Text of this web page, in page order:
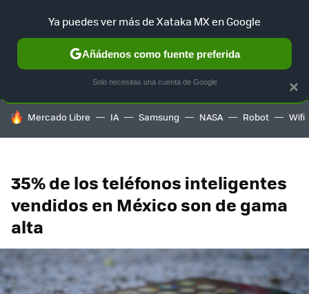
MENÚ NUEVO
GAMING HOME AUTO
HOY SE HABLA DE
Mercado Libre IA Samsung NASA Robot Wifi
35% de los teléfonos inteligentes
vendidos en México son de gama
alta
×
Ya puedes ver más de Xataka MX en Google
Añádenos como fuente preferida
Solo necesitas una cuenta de Google